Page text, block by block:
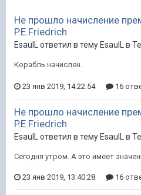
Не прошло начисление
P.E.Friedrich
EsaulL ответил в тему EsaulL в
Корабль начислен.
23 янв 2019, 14:22:54 16
Не прошло начисление
P.E.Friedrich
EsaulL ответил в тему EsaulL в
Сегодня утром. А это имеет
23 янв 2019, 13:40:28 16